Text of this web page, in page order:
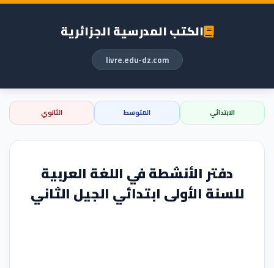
الكتب المدرسية الجزائرية
livre.edu-dz.com
الابتدائي المتوسط الثانوي
دفتر الأنشطة في اللغة العربية
للسنة الأولى ابتدائي الجيل الثاني